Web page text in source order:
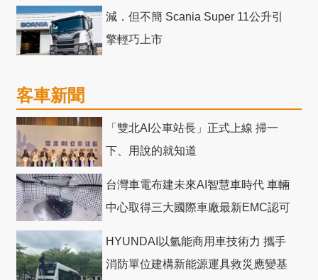
減．但不簡 Scania Super 11公升引
擎輕巧上市
客車新聞
「雙北AI公車站長」正式上線 掃一
下、用說的就知道
台灣車電布建未來AI智慧車時代 車輛
中心取得三大國際車廠最新EMC認可
HYUNDAI以氫能商用車技術力 攜手
消防單位建構新能源運具救災應變基